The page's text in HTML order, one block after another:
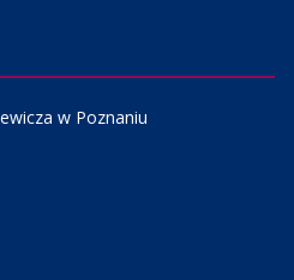
w Poznaniu